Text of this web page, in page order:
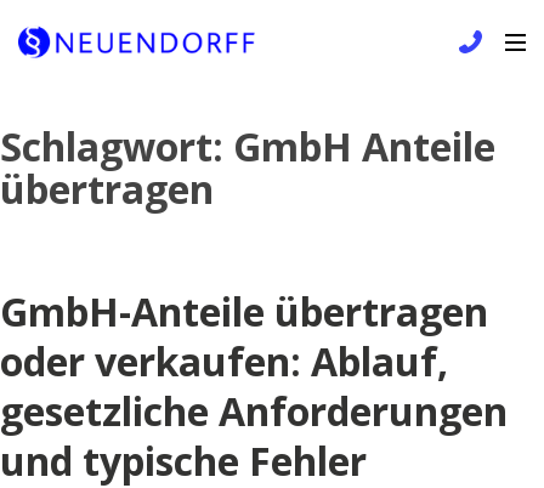
to
content
Schlagwort: GmbH Anteile
übertragen
GmbH-Anteile übertragen
oder verkaufen: Ablauf,
gesetzliche Anforderungen
und typische Fehler